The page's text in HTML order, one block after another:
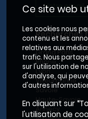
Recherches
Grand Paris
Rhône
Lyon
Villeurbanne
Savoie
Haute-Savoie
Annecy
Ce site web
Les cookies nous
contenu et les
relatives aux
trafic. Nous
sur l'utilisation de
d'analyse, qui
d'autres
En cliquant sur
l'utilisation de